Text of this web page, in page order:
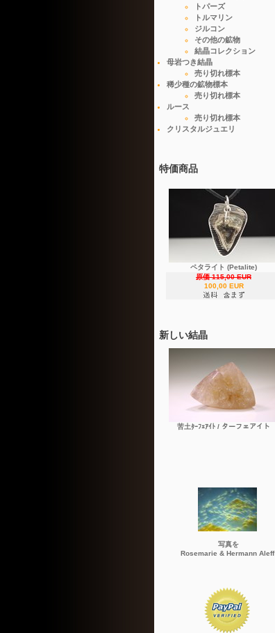
トパーズ
トルマリン
ジルコン
その他の鉱物
結晶コレクション
母岩つき結晶
売り切れ標本
稀少種の鉱物標本
売り切れ標本
ルース
売り切れ標本
クリスタルジュエリ
特価商品
ペタライト (Petalite)
原価 115,00 EUR
100,00 EUR
新しい結晶
苦土ﾀｰﾌｪｱｲﾄ / ターフェアイト
写真を
Rosemarie & Hermann Aleff